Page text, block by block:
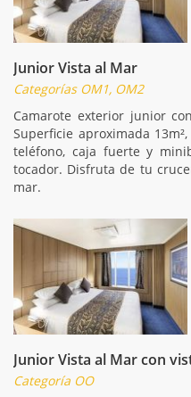
Junior Vista al Mar
Categorías OM1, OM2
Camarote exterior junior
Superficie aproximada
teléfono, caja fuerte y
tocador. Disfruta de tu
mar.
Junior Vista al Mar con
Categoría OO